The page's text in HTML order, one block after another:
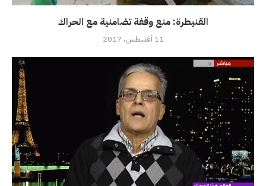
القنيطرة: منع وقفة تضامنية مع الحراك
11 أغسطس، 2017